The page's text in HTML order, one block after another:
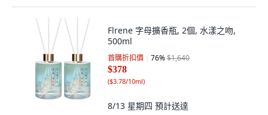
Flrene 字母擴香瓶, 2個, 水漾之吻,
500ml
首購折扣價 76%$1,640
$378
($3.78/10ml)
8/13 星期四 預計送達